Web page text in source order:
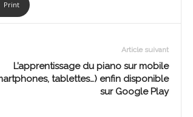
Print
Article suivant
L’apprentissage du piano sur mobile
tablettes…) enfin disponible
sur Google Play